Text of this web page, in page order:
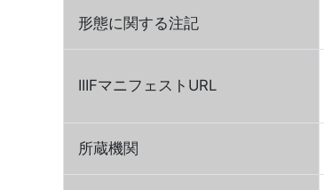
形態に関する注記
IIIFマニフェストURL
所蔵機関